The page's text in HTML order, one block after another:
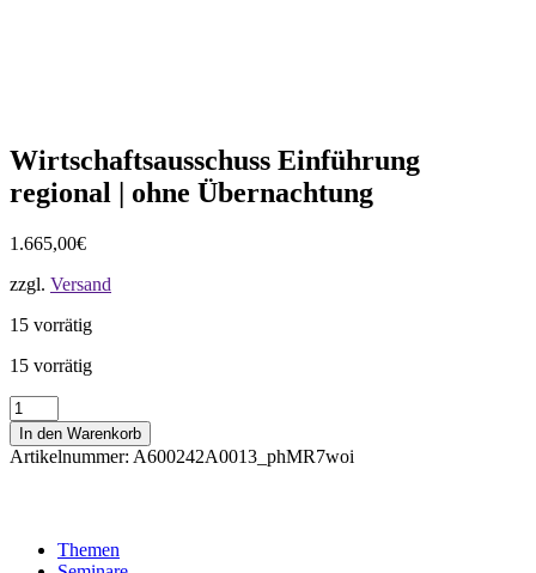
Wirtschaftsausschuss Einführung
regional | ohne Übernachtung
1.665,00€
zzgl. Versand
15 vorrätig
15 vorrätig
Wirtschaftsausschuss
Einführung
regional
|
In den Warenkorb
Artikelnummer: A600242A0013_phMR7woi
Themen